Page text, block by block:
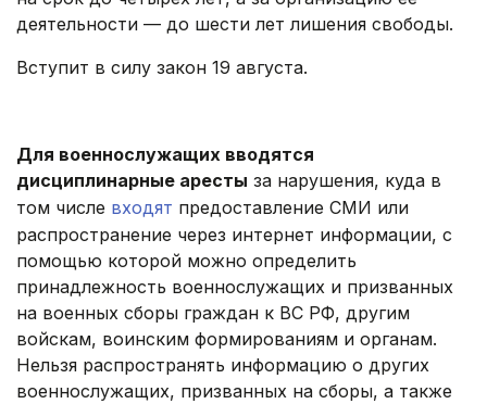
деятельности — до шести лет лишения свободы.
Вступит в силу закон 19 августа.
Для военнослужащих вводятся
дисциплинарные аресты за нарушения, куда в
том числе входят предоставление СМИ или
распространение через интернет информации, с
помощью которой можно определить
принадлежность военнослужащих и призванных
на военных сборы граждан к ВС РФ, другим
войскам, воинским формированиям и органам.
Нельзя распространять информацию о других
военнослужащих, призванных на сборы, а также